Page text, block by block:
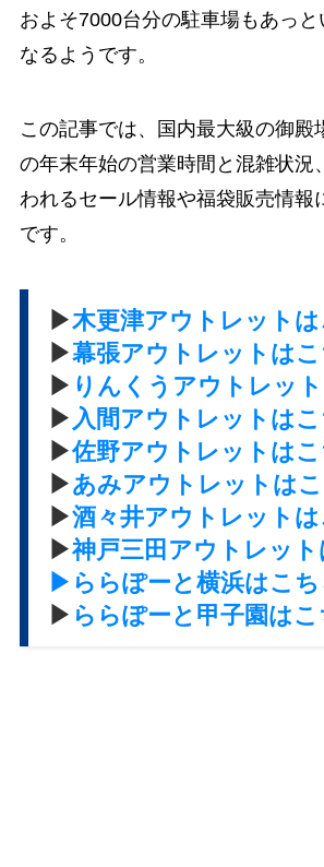
およそ7000台分の駐車場もあっ
なるようです。
この記事では、
国内最大級の御殿
の年末年始の営業時間と混雑状況
われるセール情報や福袋販売情報
です。
▶木更津アウトレットは
▶幕張アウトレットはこ
▶ りんくうアウトレッ
▶ 入間アウトレットは
▶佐野アウトレットはこ
▶あみアウトレットは
▶酒々井アウトレットは
▶神戸三田アウトレット
▶ららぽーと横浜はこち
▶ ららぽーと甲子園はこ